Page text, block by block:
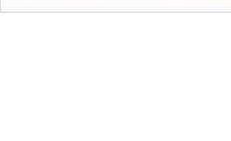
Devenir membre